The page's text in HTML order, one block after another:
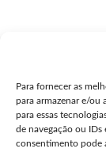
Para fornecer as
para armazenar e/ou
para essas
de navegação ou
consentimento pode